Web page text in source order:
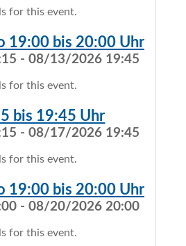
for this event.
19:00 bis 20:00 Uhr
- 08/13/2026 19:45
for this event.
bis 19:45 Uhr
- 08/17/2026 19:45
for this event.
19:00 bis 20:00 Uhr
- 08/20/2026 20:00
for this event.